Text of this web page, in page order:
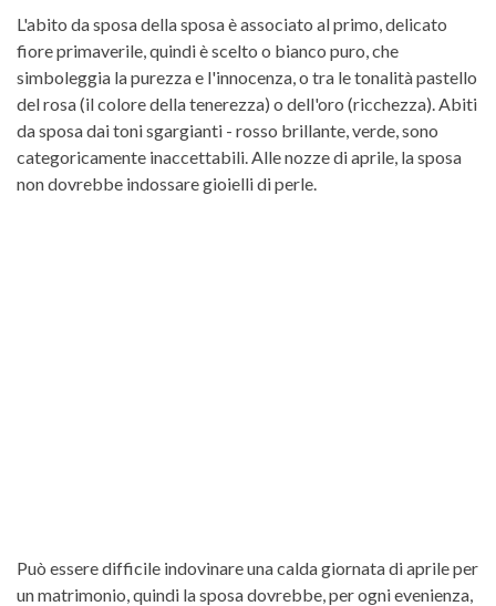
L'abito da sposa della sposa è associato al primo, delicato
fiore primaverile, quindi è scelto o bianco puro, che
simboleggia la purezza e l'innocenza, o tra le tonalità pastello
del rosa (il colore della tenerezza) o dell'oro (ricchezza). Abiti
da sposa dai toni sgargianti - rosso brillante, verde, sono
categoricamente inaccettabili. Alle nozze di aprile, la sposa
non dovrebbe indossare gioielli di perle.
Può essere difficile indovinare una calda giornata di aprile per
un matrimonio, quindi la sposa dovrebbe, per ogni evenienza,